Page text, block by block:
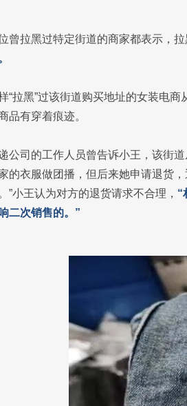
曾拉黑过特定街道的商家都表示，
“拉黑”过该街道购买地址的女装电
品有穿着痕迹。
公司的工作人员曾告诉小王，该街
的衣服做团播，但后来她申请退货
”小王认为对方的退货请求不合理， “
二次销售的。”